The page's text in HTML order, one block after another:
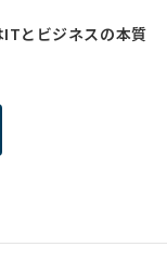
ITとビジネスの本質